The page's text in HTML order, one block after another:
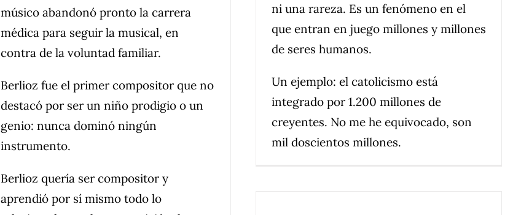
músico abandonó pronto la carrera
médica para seguir la musical, en
contra de la voluntad familiar.
Berlioz fue el primer compositor que no
destacó por ser un niño prodigio o un
genio: nunca dominó ningún
instrumento.
Berlioz quería ser compositor y
aprendió por sí mismo todo lo
ni una rareza. Es un fenómeno en el
que entran en juego millones y millones
de seres humanos.
Un ejemplo: el catolicismo está
integrado por 1.200 millones de
creyentes. No me he equivocado, son
mil doscientos millones.